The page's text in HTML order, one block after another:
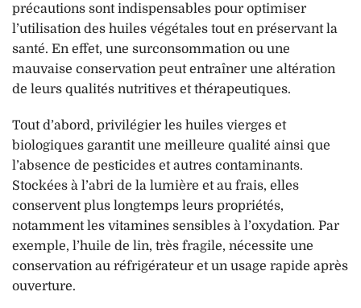
précautions sont indispensables pour optimiser
l’utilisation des huiles végétales tout en préservant la
santé. En effet, une surconsommation ou une
mauvaise conservation peut entraîner une altération
de leurs qualités nutritives et thérapeutiques.
Tout d’abord, privilégier les huiles vierges et
biologiques garantit une meilleure qualité ainsi que
l’absence de pesticides et autres contaminants.
Stockées à l’abri de la lumière et au frais, elles
conservent plus longtemps leurs propriétés,
notamment les vitamines sensibles à l’oxydation. Par
exemple, l’huile de lin, très fragile, nécessite une
conservation au réfrigérateur et un usage rapide après
ouverture.